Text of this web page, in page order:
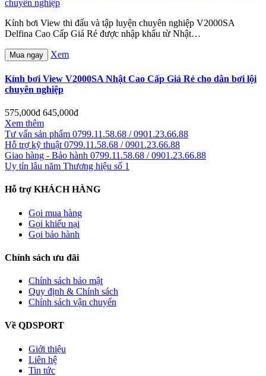
Kính bơi View thi đấu và tập luyện chuyên nghiệp V2000SA
Delfina Cao Cấp Giá Rẻ được nhập khẩu từ Nhật…
Mua ngay Xem
Kính bơi View V2000SA Nhật Cao Cấp Giá Rẻ cho dân bơi lội
chuyên nghiệp
575,000đ 645,000đ
Xem thêm
Tư vấn sản phẩm 0799.11.58.68 / 0901.23.66.88
Hỗ trợ kỹ thuật 0799.11.58.68 / 0901.23.66.88
Giao hàng - Bảo hành 0799.11.58.68 / 0901.23.66.88
Uy tín lâu năm Thương hiệu số 1
Hỗ trợ KHÁCH HÀNG
Gọi mua hàng
Gọi khiếu nại
Gọi bảo hành
Chính sách ưu đãi
Chính sách bảo mật
Quy định & Chính sách
Chính sách vận chuyển
Về QDSPORT
Giới thiệu
Liên hệ
Tin tức